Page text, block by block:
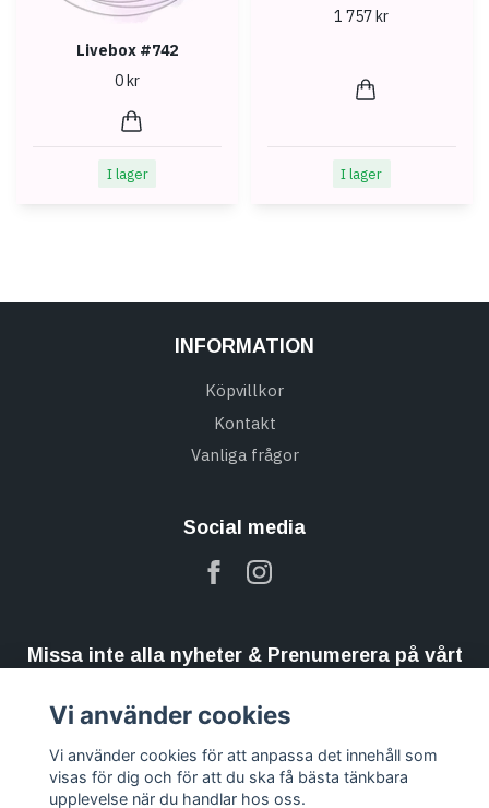
Livebox #742
0 kr
I lager
1 757 kr
I lager
INFORMATION
Köpvillkor
Kontakt
Vanliga frågor
Social media
Missa inte alla nyheter & Prenumerera på vårt
Vi använder cookies
Vi använder cookies för att anpassa det innehåll som
visas för dig och för att du ska få bästa tänkbara
upplevelse när du handlar hos oss.